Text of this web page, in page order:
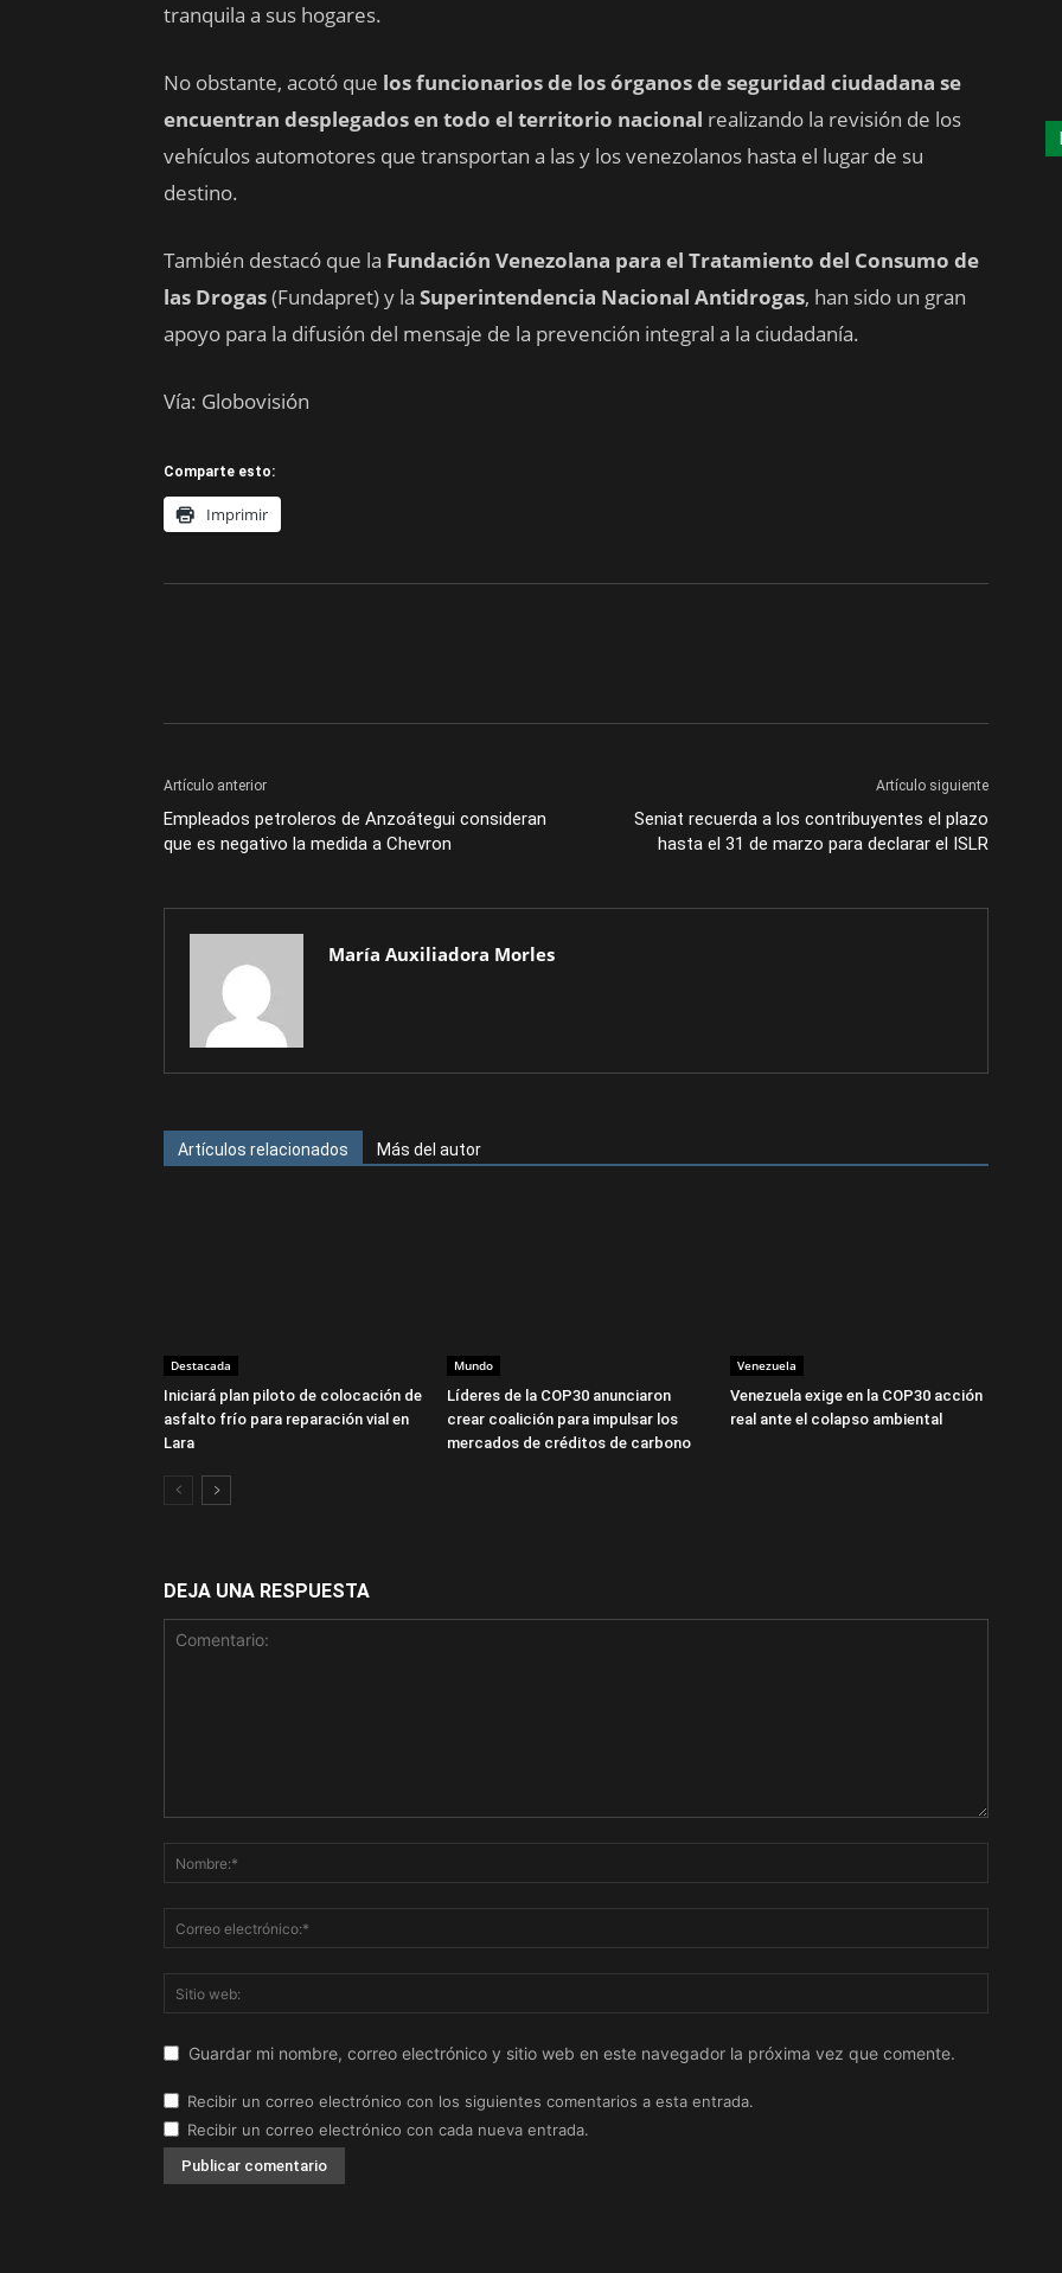
tranquila a sus hogares.
No obstante, acotó que los funcionarios de los órganos de seguridad ciudadana se
encuentran desplegados en todo el territorio nacional realizando la revisión de los
vehículos automotores que transportan a las y los venezolanos hasta el lugar de su
destino.
También destacó que la Fundación Venezolana para el Tratamiento del Consumo de
las Drogas(Fundapret) y la Superintendencia Nacional Antidrogas, han sido un gran
apoyo para la difusión del mensaje de la prevención integral a la ciudadanía.
Vía: Globovisión
Comparte esto:
Imprimir
Artículo anterior
Empleados petroleros de Anzoátegui consideran
que es negativo la medida a Chevron
Artículo siguiente
Seniat recuerda a los contribuyentes el plazo
hasta el 31 de marzo para declarar el ISLR
María Auxiliadora Morles
Artículos relacionados Más del autor
Destacada
Iniciará plan piloto de colocación de
asfalto frío para reparación vial en
Lara
Mundo
Líderes de la COP30 anunciaron
crear coalición para impulsar los
mercados de créditos de carbono
Venezuela
Venezuela exige en la COP30 acción
real ante el colapso ambiental
DEJA UNA RESPUESTA
Guardar mi nombre, correo electrónico y sitio web en este navegador la próxima vez que comente.
Recibir un correo electrónico con los siguientes comentarios a esta entrada.
Recibir un correo electrónico con cada nueva entrada.